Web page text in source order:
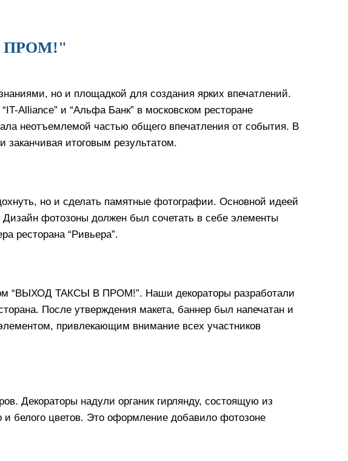
ПРОМ!"
но и площадкой для создания ярких впечатлений.
и “Альфа Банк” в московском ресторане
неотъемлемой частью общего впечатления от события. В
итоговым результатом.
но и сделать памятные фотографии. Основной идеей
фотозоны должен был сочетать в себе элементы
ресторана “Ривьера”.
“ВЫХОД ТАКСЫ В ПРОМ!”. Наши декораторы разработали
После утверждения макета, баннер был напечатан и
привлекающим внимание всех участников
Декораторы надули органик гирлянду, состоящую из
белого цветов. Это оформление добавило фотозоне